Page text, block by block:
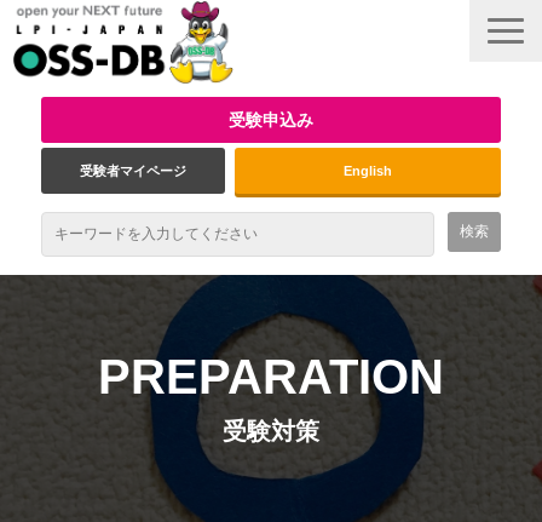
受験申込み
受験者マイページ English
試験概要
資格取得のメリット
受験対策
PREPARATION
受験対策